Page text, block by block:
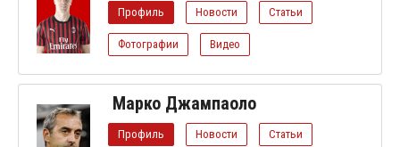
Профиль Новости Статьи
Фотографии Видео
Марко Джампаоло
Профиль Новости Статьи